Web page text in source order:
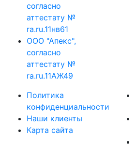
согласно
аттестату №
ra.ru.11нв61
ООО "Апекс",
согласно
аттестату №
ra.ru.11АЖ49
Политика
конфиденциальности
Наши клиенты
Карта сайта